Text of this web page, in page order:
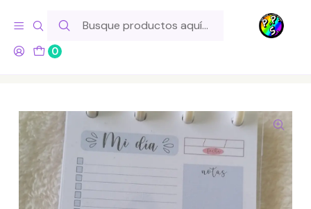
0
Hola! Si tu pedido incluye productos de fabricación propia,
ten en cuenta este tiempo para el despacho